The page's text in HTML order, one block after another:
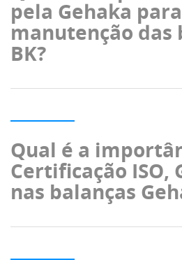
pela Gehaka para
manutenção das
BK?
Qual é a
Certificação ISO,
nas balanças